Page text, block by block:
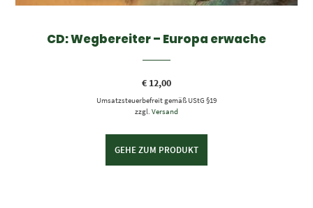
CD: Wegbereiter – Europa erwache
€ 12,00
Umsatzsteuerbefreit gemäß UStG §19
zzgl. Versand
GEHE ZUM PRODUKT